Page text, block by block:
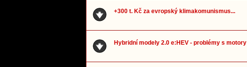
+300 t. Kč za evropský klimakomunismus...
Hybridní modely 2.0 e:HEV - problémy s motory